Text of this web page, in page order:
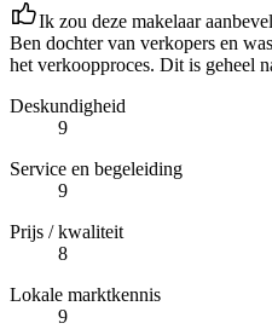
Ik zou deze makelaar
Ben dochter van verkopers en
het verkoopproces. Dit is geheel
Deskundigheid
9
Service en begeleiding
9
Prijs / kwaliteit
8
Lokale marktkennis
9